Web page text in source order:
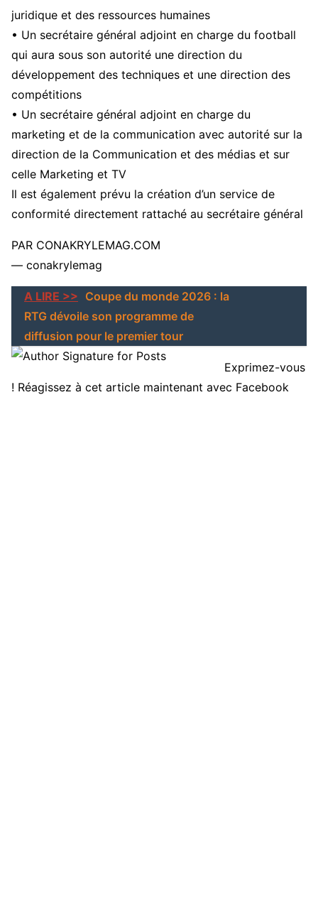
juridique et des ressources humaines
• Un secrétaire général adjoint en charge du football
qui aura sous son autorité une direction du
développement des techniques et une direction des
compétitions
• Un secrétaire général adjoint en charge du
marketing et de la communication avec autorité sur la
direction de la Communication et des médias et sur
celle Marketing et TV
Il est également prévu la création d’un service de
conformité directement rattaché au secrétaire général
PAR CONAKRYLEMAG.COM
— conakrylemag
A LIRE >> Coupe du monde 2026 : la
RTG dévoile son programme de
diffusion pour le premier tour
Exprimez-vous
! Réagissez à cet article maintenant avec Facebook